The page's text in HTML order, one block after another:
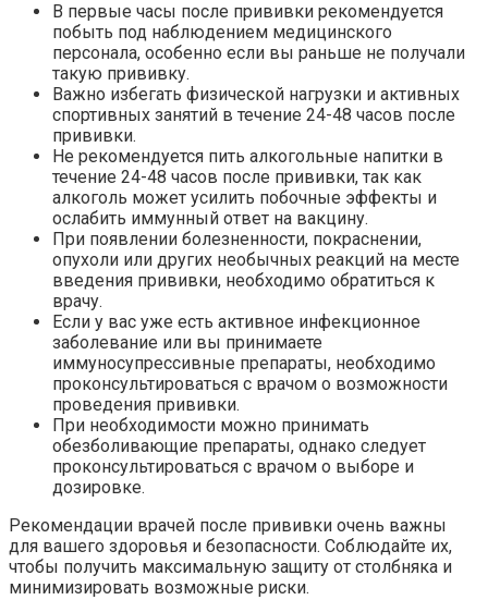
В первые часы после прививки рекомендуется
побыть под наблюдением медицинского
персонала, особенно если вы раньше не получали
такую прививку.
Важно избегать физической нагрузки и активных
спортивных занятий в течение 24-48 часов после
прививки.
Не рекомендуется пить алкогольные напитки в
течение 24-48 часов после прививки, так как
алкоголь может усилить побочные эффекты и
ослабить иммунный ответ на вакцину.
При появлении болезненности, покраснении,
опухоли или других необычных реакций на месте
введения прививки, необходимо обратиться к
врачу.
Если у вас уже есть активное инфекционное
заболевание или вы принимаете
иммуносупрессивные препараты, необходимо
проконсультироваться с врачом о возможности
проведения прививки.
При необходимости можно принимать
обезболивающие препараты, однако следует
проконсультироваться с врачом о выборе и
дозировке.
Рекомендации врачей после прививки очень важны
для вашего здоровья и безопасности. Соблюдайте их,
чтобы получить максимальную защиту от столбняка и
минимизировать возможные риски.